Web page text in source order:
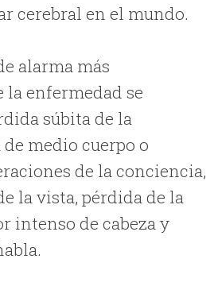
cerebral en el mundo.
alarma más
enfermedad se
súbita de la
medio cuerpo o
de la conciencia,
la vista, pérdida de la
intenso de cabeza y